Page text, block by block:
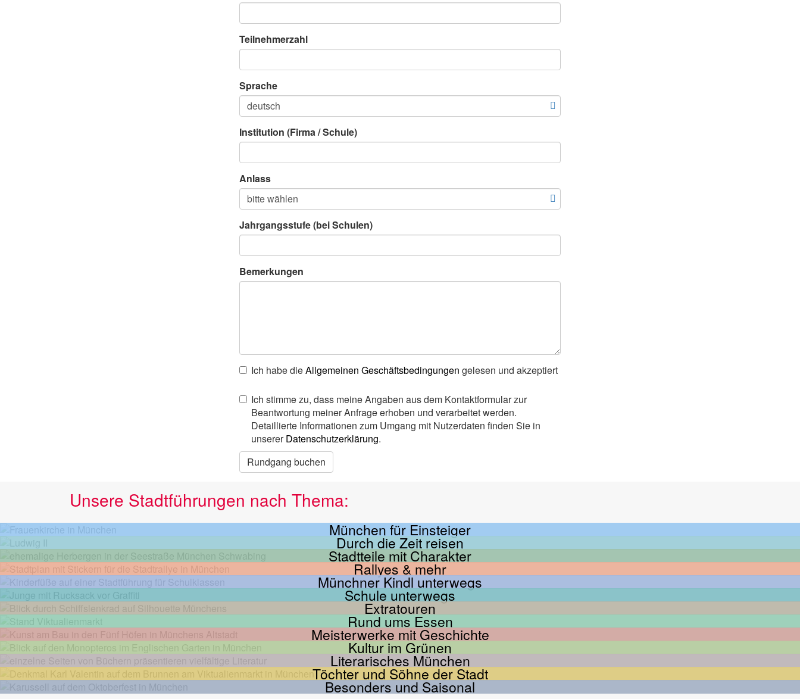
Teilnehmerzahl
Sprache
Institution (Firma / Schule)
Anlass
Jahrgangsstufe (bei Schulen)
Bemerkungen
Ich habe dieAllgemeinen Geschäftsbedingungen gelesen und akzeptiert
Ich stimme zu, dass meine Angaben aus dem Kontaktformular zur
Beantwortung meiner Anfrage erhoben und verarbeitet werden.
Detaillierte Informationen zum Umgang mit Nutzerdaten finden Sie in
unsererDatenschutzerklärung.
Rundgang buchen
Unsere Stadtführungen nach Thema:
München für Einsteiger
Durch die Zeit reisen
Stadtteile mit Charakter
Rallyes & mehr
Münchner Kindl unterwegs
Schule unterwegs
Extratouren
Rund ums Essen
Meisterwerke mit Geschichte
Kultur im Grünen
Literarisches München
Töchter und Söhne der Stadt
Besonders und Saisonal